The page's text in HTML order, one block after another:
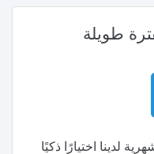
طويلة
لدينا اختيارًا ذكيًا